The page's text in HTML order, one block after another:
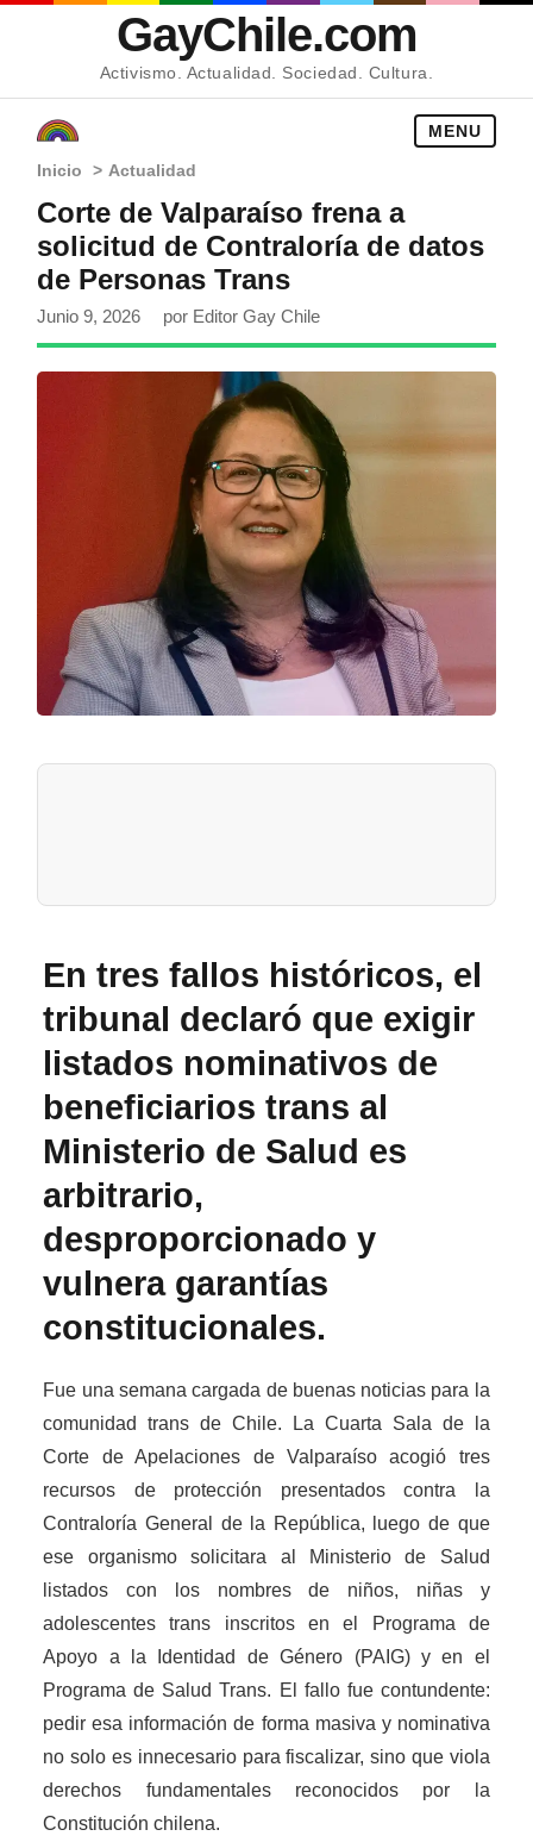
GayChile.com
Activismo. Actualidad. Sociedad. Cultura.
MENU
Inicio > Actualidad
Corte de Valparaíso frena a
solicitud de Contraloría de datos
de Personas Trans
Junio 9, 2026 por Editor Gay Chile
En tres fallos históricos, el
tribunal declaró que exigir
listados nominativos de
beneficiarios trans al
Ministerio de Salud es
arbitrario,
desproporcionado y
vulnera garantías
constitucionales.
Fue una semana cargada de buenas noticias para la
comunidad trans de Chile. La Cuarta Sala de la
Corte de Apelaciones de Valparaíso acogió tres
recursos de protección presentados contra la
Contraloría General de la República, luego de que
ese organismo solicitara al Ministerio de Salud
listados con los nombres de niños, niñas y
adolescentes trans inscritos en el Programa de
Apoyo a la Identidad de Género (PAIG) y en el
Programa de Salud Trans. El fallo fue contundente:
pedir esa información de forma masiva y nominativa
no solo es innecesario para fiscalizar, sino que viola
derechos fundamentales reconocidos por la
Constitución chilena.